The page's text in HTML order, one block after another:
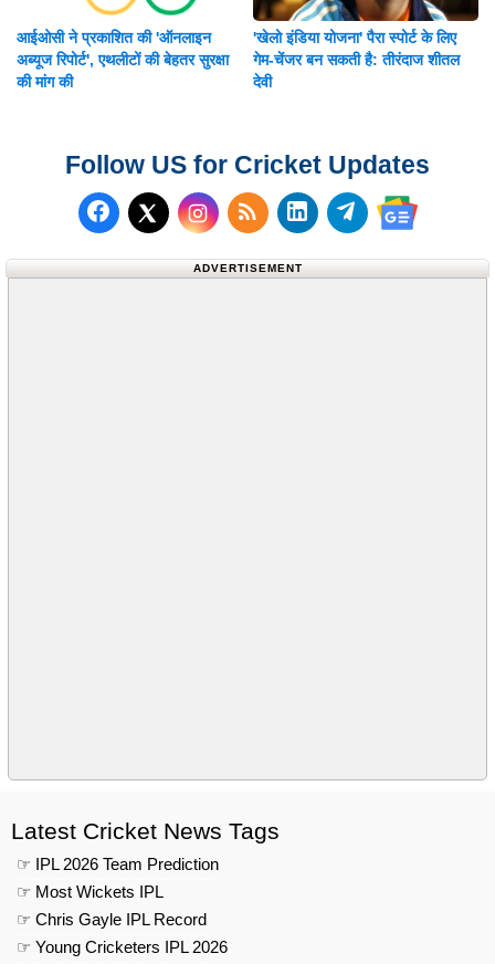
आईओसी ने प्रकाशित की 'ऑनलाइन
अब्यूज रिपोर्ट', एथलीटों की बेहतर सुरक्षा
की मांग की
'खेलो इंडिया योजना' पैरा स्पोर्ट के लिए
गेम-चेंजर बन सकती है: तीरंदाज शीतल
देवी
Follow US for Cricket Updates
Follow us on Facebook
Follow us on X (Twitter)
Subscribe to our RSS
Follow us on
Follow us on
Follow us
ADVERTISEMENT
Latest Cricket News Tags
☞ IPL 2026 Team Prediction
☞ Most Wickets IPL
☞ Chris Gayle IPL Record
☞ Young Cricketers IPL 2026